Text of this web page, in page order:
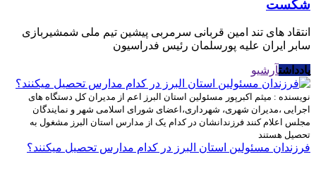
شکست
انتقاد های تند امین قربانی سرمربی پیشین تیم ملی شمشیربازی
سابر ایران علیه پورسلمان رئیس فدراسیون
یادداشتآرشیو
نویسنده : میثم اکبرپور مسئولین استان البرز اعم از مدیران کل دستگاه های
اجرایی ،مدیران شهری، شهرداری،اعضای شورای اسلامی شهر و نمایندگان
مجلس اعلام کنند فرزندانشان در کدام یک از مدارس استان البرز مشغول به
تحصیل هستند
فرزندان مسئولین استان البرز در کدام مدارس تحصیل میکنند؟